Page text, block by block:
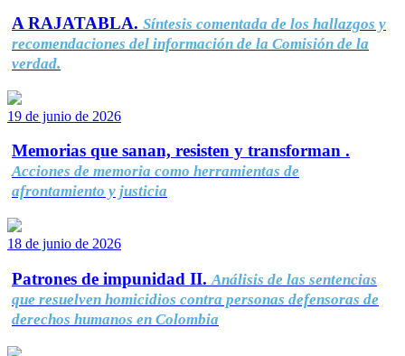
A RAJATABLA. Síntesis comentada de los hallazgos y
recomendaciones del información de la Comisión de la
verdad.
19 de junio de 2026
Memorias que sanan, resisten y transforman .
Acciones de memoria como herramientas de
afrontamiento y justicia
18 de junio de 2026
Patrones de impunidad II. Análisis de las sentencias
que resuelven homicidios contra personas defensoras de
derechos humanos en Colombia